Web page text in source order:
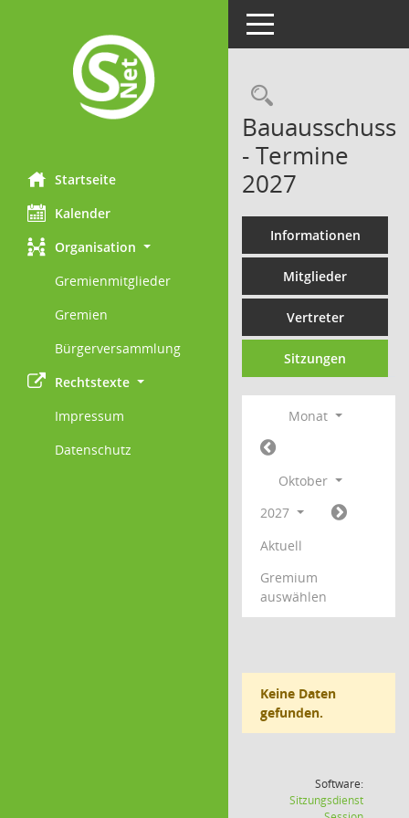
Startseite
Kalender
Organisation
Gremienmitglieder
Gremien
Bürgerversammlung
Rechtstexte
Impressum
Datenschutz
Toggle navigation
Bauausschuss
- Termine
2027
Informationen
Mitglieder
Vertreter
Sitzungen
Monat
Oktober
2027
Aktuell
Gremium
auswählen
Keine Daten
gefunden.
Software:
Sitzungsdienst